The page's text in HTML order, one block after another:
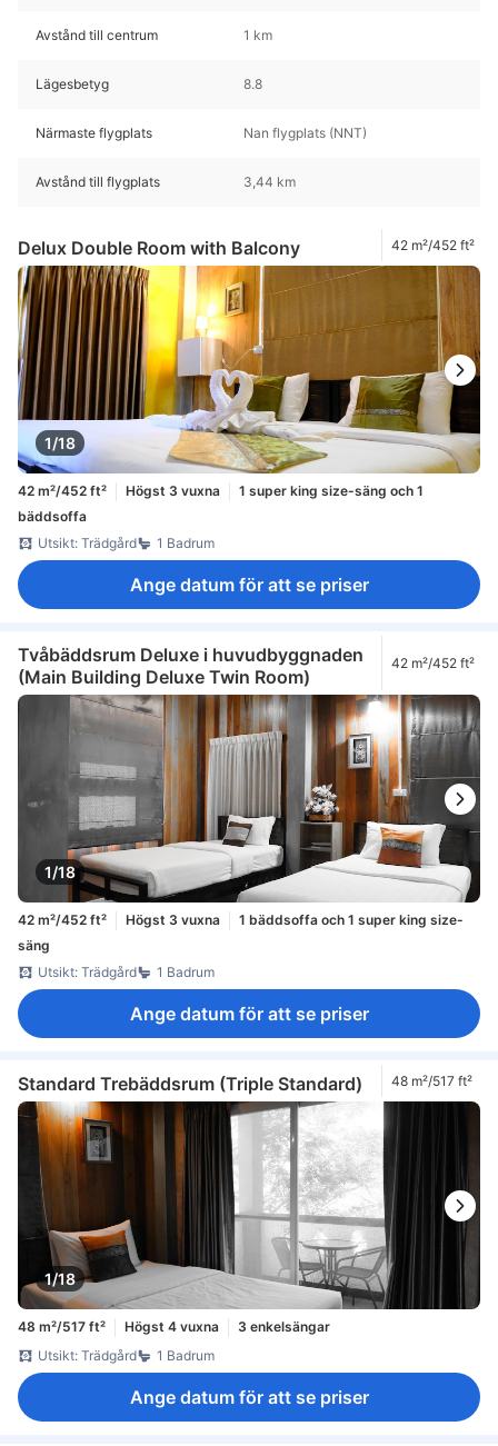
Avstånd till centrum 1 km
Lägesbetyg 8.8
Närmaste flygplats Nan flygplats (NNT)
Avstånd till flygplats 3,44 km
Delux Double Room with Balcony 42 m²/452 ft²
1/18
42 m²/452 ft² Högst 3 vuxna
1 super king size-säng och 1
bäddsoffa
Utsikt: Trädgård
1 Badrum
Ange datum för att se priser
Tvåbäddsrum Deluxe i huvudbyggnaden
(Main Building Deluxe Twin Room)
42 m²/452 ft²
1/18
42 m²/452 ft² Högst 3 vuxna
1 bäddsoffa och 1 super king size-
säng
Utsikt: Trädgård
1 Badrum
Ange datum för att se priser
Standard Trebäddsrum (Triple Standard) 48 m²/517 ft²
1/18
48 m²/517 ft² Högst 4 vuxna
3 enkelsängar
Utsikt: Trädgård
1 Badrum
Ange datum för att se priser